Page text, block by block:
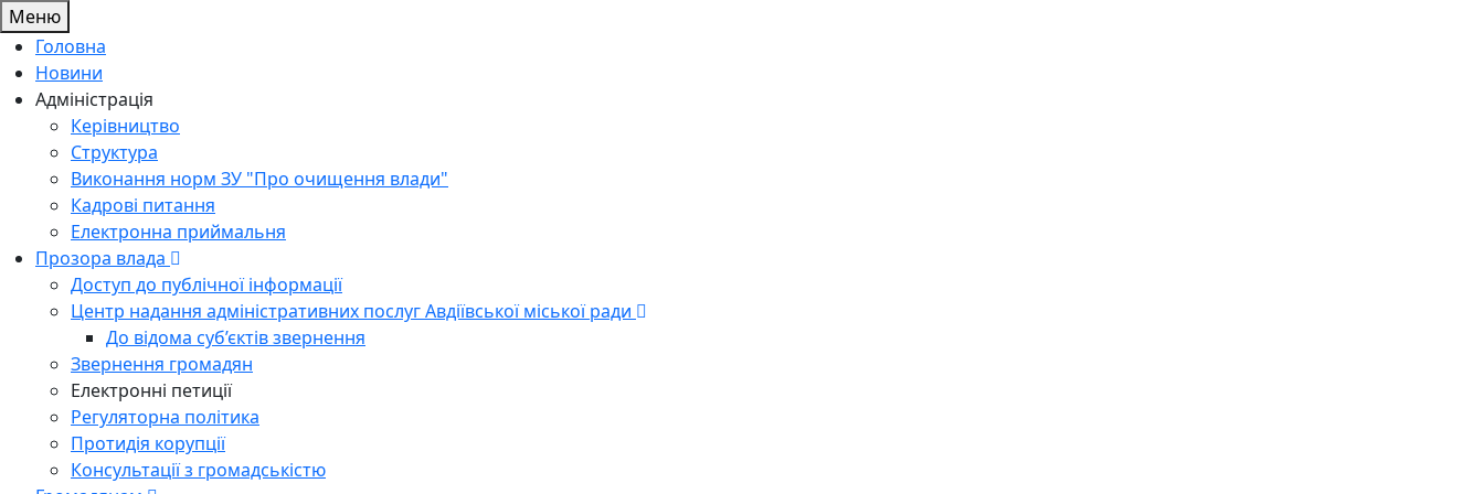
Меню
Головна
Новини
Адміністрація
Керівництво
Структура
Виконання норм ЗУ "Про очищення влади"
Кадрові питання
Електронна приймальня
Прозора влада
Доступ до публічної інформації
Центр надання адміністративних послуг Авдіївської міської ради
До відома суб’єктів звернення
Звернення громадян
Електронні петиції
Регуляторна політика
Протидія корупції
Консультації з громадськістю